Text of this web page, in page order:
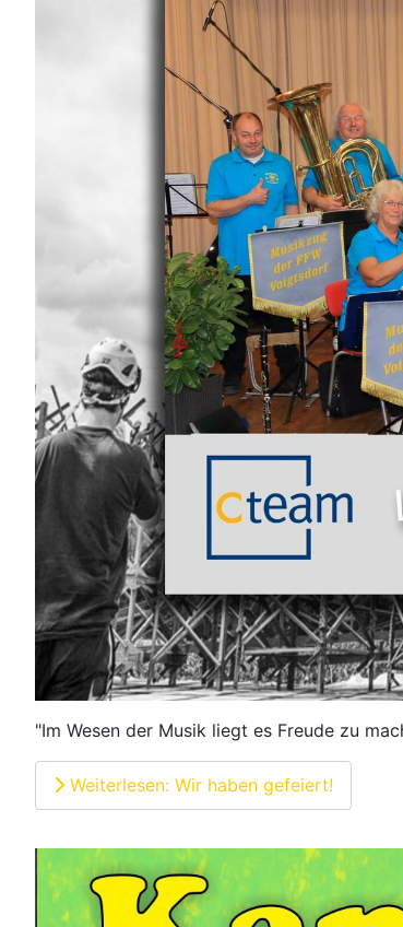
"Im Wesen der Musik liegt es Freude zu
Weiterlesen: Wir haben gefeiert!